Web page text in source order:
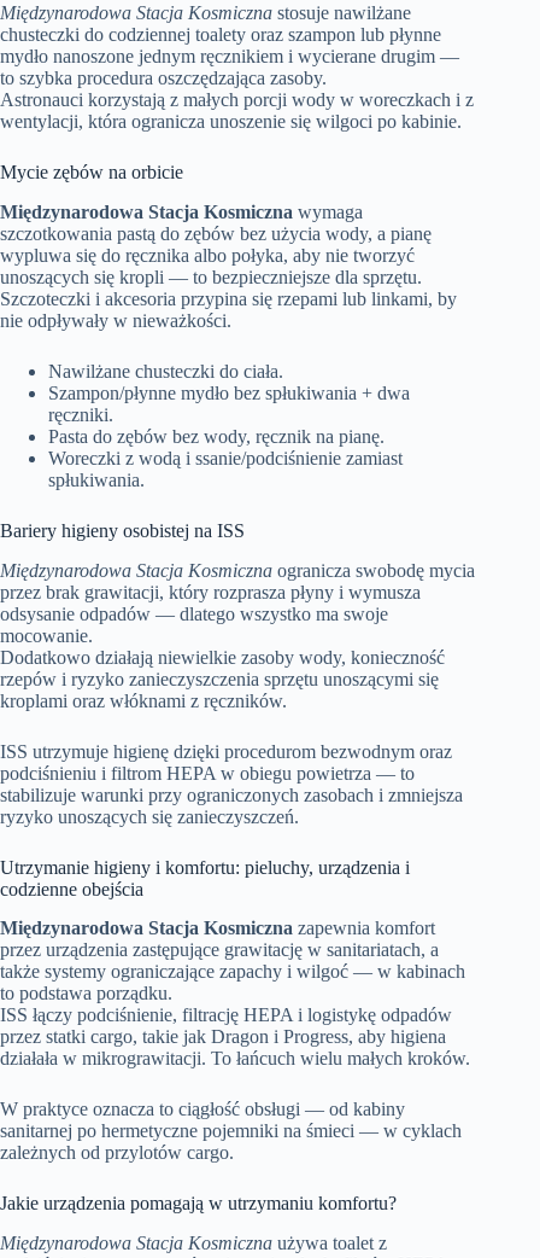
Międzynarodowa Stacja Kosmiczna stosuje nawilżane
chusteczki do codziennej toalety oraz szampon lub płynne
mydło nanoszone jednym ręcznikiem i wycierane drugim —
to szybka procedura oszczędzająca zasoby.
Astronauci korzystają z małych porcji wody w woreczkach i z
wentylacji, która ogranicza unoszenie się wilgoci po kabinie.
Mycie zębów na orbicie
Międzynarodowa Stacja Kosmiczna wymaga
szczotkowania pastą do zębów bez użycia wody, a pianę
wypluwa się do ręcznika albo połyka, aby nie tworzyć
unoszących się kropli — to bezpieczniejsze dla sprzętu.
Szczoteczki i akcesoria przypina się rzepami lub linkami, by
nie odpływały w nieważkości.
Nawilżane chusteczki do ciała.
Szampon/płynne mydło bez spłukiwania + dwa
ręczniki.
Pasta do zębów bez wody, ręcznik na pianę.
Woreczki z wodą i ssanie/podciśnienie zamiast
spłukiwania.
Bariery higieny osobistej na ISS
Międzynarodowa Stacja Kosmiczna ogranicza swobodę mycia
przez brak grawitacji, który rozprasza płyny i wymusza
odsysanie odpadów — dlatego wszystko ma swoje
mocowanie.
Dodatkowo działają niewielkie zasoby wody, konieczność
rzepów i ryzyko zanieczyszczenia sprzętu unoszącymi się
kroplami oraz włóknami z ręczników.
ISS utrzymuje higienę dzięki procedurom bezwodnym oraz
podciśnieniu i filtrom HEPA w obiegu powietrza — to
stabilizuje warunki przy ograniczonych zasobach i zmniejsza
ryzyko unoszących się zanieczyszczeń.
Utrzymanie higieny i komfortu: pieluchy, urządzenia i
codzienne obejścia
Międzynarodowa Stacja Kosmiczna zapewnia komfort
przez urządzenia zastępujące grawitację w sanitariatach, a
także systemy ograniczające zapachy i wilgoć — w kabinach
to podstawa porządku.
ISS łączy podciśnienie, filtrację HEPA i logistykę odpadów
przez statki cargo, takie jak Dragon i Progress, aby higiena
działała w mikrograwitacji. To łańcuch wielu małych kroków.
W praktyce oznacza to ciągłość obsługi — od kabiny
sanitarnej po hermetyczne pojemniki na śmieci — w cyklach
zależnych od przylotów cargo.
Jakie urządzenia pomagają w utrzymaniu komfortu?
Międzynarodowa Stacja Kosmiczna używa toalet z